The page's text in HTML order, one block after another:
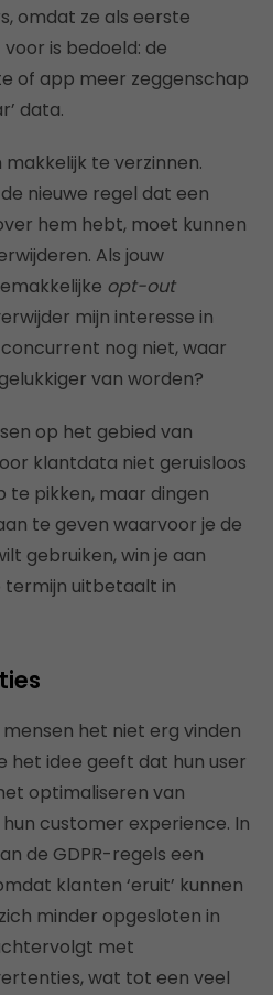
omdat ze als eerste
is bedoeld: de
of app meer zeggenschap
data.
te verzinnen.
nieuwe regel dat een
hem hebt, moet kunnen
Als jouw
opt-out
mijn interesse in
nog niet, waar
van worden?
op het gebied van
klantdata niet geruisloos
te pikken, maar dingen
te geven waarvoor je de
gebruiken, win je aan
termijn uitbetaalt in
het niet erg vinden
het idee geeft dat hun user
optimaliseren van
customer experience. In
de GDPR-regels een
klanten ‘eruit’ kunnen
minder opgesloten in
met
wat tot een veel